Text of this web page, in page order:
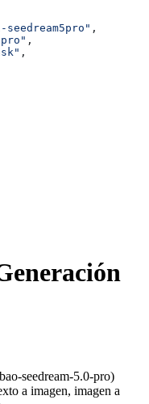
,
,
,
seedream-5.0-pro)
a imagen, imagen a